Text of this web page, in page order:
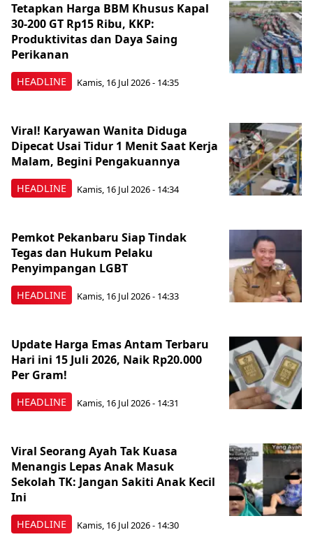
HEADLINE
Tetapkan Harga BBM Khusus Kapal
30-200 GT Rp15 Ribu, KKP:
Produktivitas dan Daya Saing
Perikanan
Kamis, 16 Jul 2026 - 14:35
HEADLINE
Viral! Karyawan Wanita Diduga
Dipecat Usai Tidur 1 Menit Saat Kerja
Malam, Begini Pengakuannya
Kamis, 16 Jul 2026 - 14:34
HEADLINE
Pemkot Pekanbaru Siap Tindak
Tegas dan Hukum Pelaku
Penyimpangan LGBT
Kamis, 16 Jul 2026 - 14:33
HEADLINE
Update Harga Emas Antam Terbaru
Hari ini 15 Juli 2026, Naik Rp20.000
Per Gram!
Kamis, 16 Jul 2026 - 14:31
HEADLINE
Viral Seorang Ayah Tak Kuasa
Menangis Lepas Anak Masuk
Sekolah TK: Jangan Sakiti Anak Kecil
Ini
Kamis, 16 Jul 2026 - 14:30